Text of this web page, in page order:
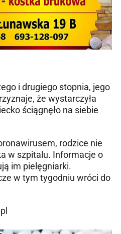
i drugiego stopnia, jego
że wystarczyła
ściągnęło na siebie
rodzice nie
w szpitalu. Informacje o
im pielęgniarki.
w tym tygodniu wróci do